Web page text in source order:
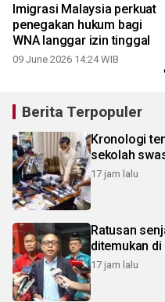
Imigrasi Malaysia perkuat
penegakan hukum bagi
WNA langgar izin tinggal
09 June 2026 14:24 WIB
Berita Terpopuler
Kronologi
sekolah
17 jam lalu
Ratusan
ditemukan
17 jam lalu